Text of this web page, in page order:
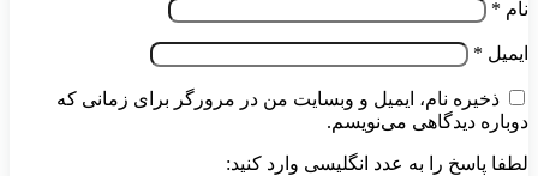
نام *
ایمیل *
ذخیره نام، ایمیل و وبسایت من در مرورگر برای زمانی که
دوباره دیدگاهی می‌نویسم.
لطفا پاسخ را به عدد انگلیسی وارد کنید: